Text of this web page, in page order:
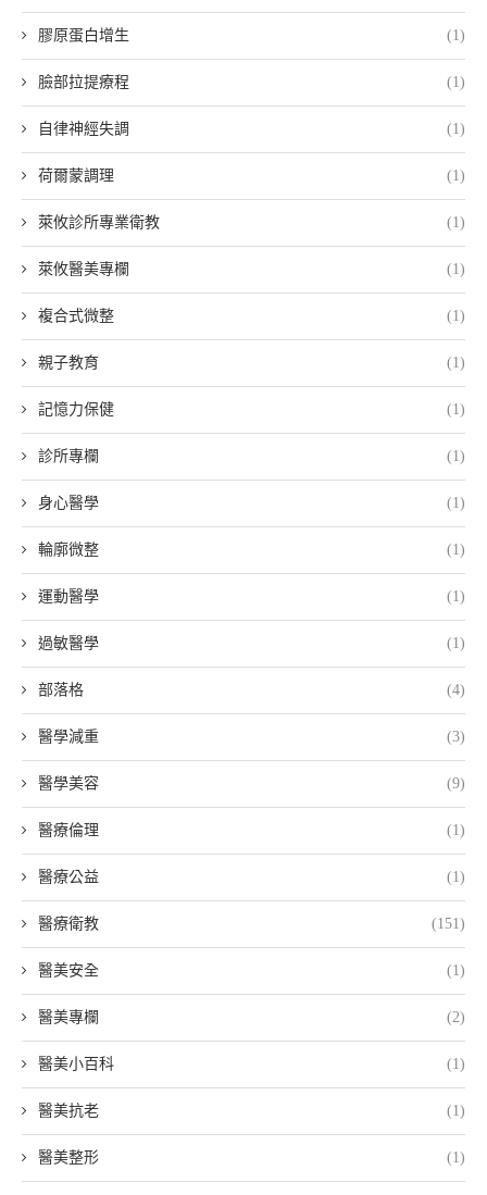
膠原蛋白增生 (1)
臉部拉提療程 (1)
自律神經失調 (1)
荷爾蒙調理 (1)
萊攸診所專業衛教 (1)
萊攸醫美專欄 (1)
複合式微整 (1)
親子教育 (1)
記憶力保健 (1)
診所專欄 (1)
身心醫學 (1)
輪廓微整 (1)
運動醫學 (1)
過敏醫學 (1)
部落格 (4)
醫學減重 (3)
醫學美容 (9)
醫療倫理 (1)
醫療公益 (1)
醫療衛教 (151)
醫美安全 (1)
醫美專欄 (2)
醫美小百科 (1)
醫美抗老 (1)
醫美整形 (1)